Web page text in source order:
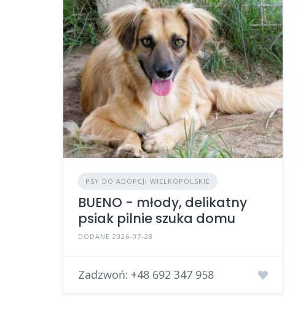
PSY DO ADOPCJI WIELKOPOLSKIE
BUENO - młody, delikatny
psiak pilnie szuka domu
DODANE 2026-07-28
Zadzwoń: +48 692 347 958